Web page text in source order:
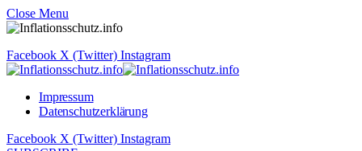
Close Menu
Facebook X (Twitter) Instagram
Impressum
Datenschutzerklärung
Facebook X (Twitter) Instagram